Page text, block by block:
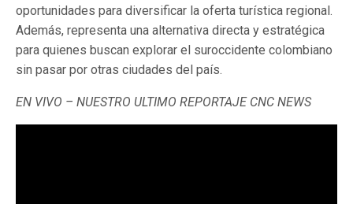
oportunidades para diversificar la oferta turística regional.
Además, representa una alternativa directa y estratégica
para quienes buscan explorar el suroccidente colombiano
sin pasar por otras ciudades del país.
EN VIVO – NUESTRO ULTIMO REPORTAJE CNC NEWS